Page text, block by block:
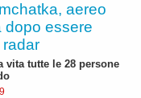
aereo
dopo essere
vita tutte le 28 persone